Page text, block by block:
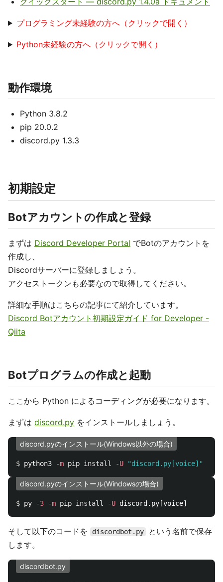
プログラミング未経験の方へ（クリックで開く）
Python未経験の方へ（クリックで開く）
動作環境
Python 3.8.2
pip 20.0.2
discord.py 1.3.3
初期設定
Botアカウントの作成と登録
まずは Discord Developer Portal でBotのアカウントを
作成し、
Discordサーバーに登録しましょう。
アクセストークンも必要なので取得してください。
詳細な手順はこちらの記事にて紹介しています。
Discord Botアカウント初期設定ガイド for Developer -
Qiita
Botプログラムの作成と起動
ここから Python によるコーディングが必要になります。
まずは discord.py をインストールしましょう。
discord.pyのインストール(Windows以外の場合)
$ python3 -m pip install -U "discord.py[voice]"
discord.pyのインストール(Windowsの場合)
$ py -3 -m pip install -U
そして以下のコードを discordbot.py
という名前で保存
します。
discordbot.py